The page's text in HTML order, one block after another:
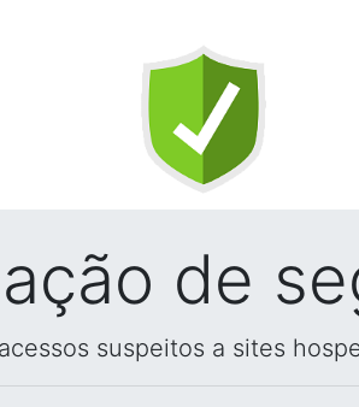
de
suspeitos a sites